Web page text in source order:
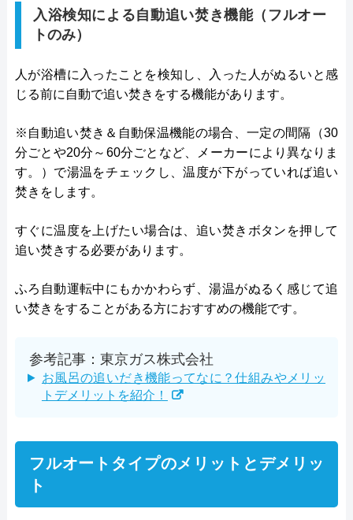
入浴検知による自動追い焚き機能（フルオー
トのみ）
人が浴槽に入ったことを検知し、入った人がぬるいと感
じる前に自動で追い焚きをする機能があります。
※自動追い焚き＆自動保温機能の場合、一定の間隔（30
分ごとや20分～60分ごとなど、メーカーにより異なりま
す。）で湯温をチェックし、温度が下がっていれば追い
焚きをします。
すぐに温度を上げたい場合は、追い焚きボタンを押して
追い焚きする必要があります。
ふろ自動運転中にもかかわらず、湯温がぬるく感じて追
い焚きをすることがある方におすすめの機能です。
参考記事：東京ガス株式会社
お風呂の追いだき機能ってなに？仕組みやメリッ
トデメリットを紹介！
フルオートタイプのメリットとデメリッ
ト